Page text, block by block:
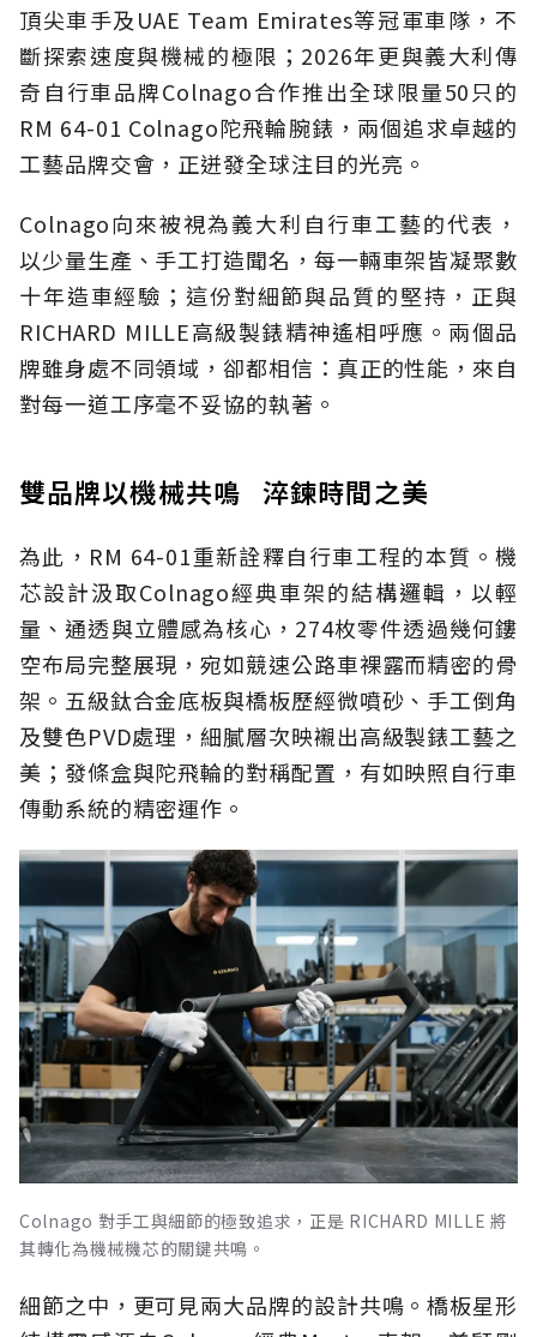
頂尖車手及UAE Team Emirates等冠軍車隊，不
斷探索速度與機械的極限；2026年更與義大利傳
奇自行車品牌Colnago合作推出全球限量50只的
RM 64-01 Colnago陀飛輪腕錶，兩個追求卓越的
工藝品牌交會，正迸發全球注目的光亮。
Colnago向來被視為義大利自行車工藝的代表，
以少量生產、手工打造聞名，每一輛車架皆凝聚數
十年造車經驗；這份對細節與品質的堅持，正與
RICHARD MILLE高級製錶精神遙相呼應。兩個品
牌雖身處不同領域，卻都相信：真正的性能，來自
對每一道工序毫不妥協的執著。
雙品牌以機械共鳴 淬鍊時間之美
為此，RM 64-01重新詮釋自行車工程的本質。機
芯設計汲取Colnago經典車架的結構邏輯，以輕
量、通透與立體感為核心，274枚零件透過幾何鏤
空布局完整展現，宛如競速公路車裸露而精密的骨
架。五級鈦合金底板與橋板歷經微噴砂、手工倒角
及雙色PVD處理，細膩層次映襯出高級製錶工藝之
美；發條盒與陀飛輪的對稱配置，有如映照自行車
傳動系統的精密運作。
Colnago 對手工與細節的極致追求，正是 RICHARD MILLE 將
其轉化為機械機芯的關鍵共鳴。
細節之中，更可見兩大品牌的設計共鳴。橋板星形